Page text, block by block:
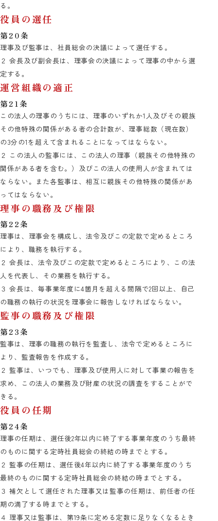
る。
役員の選任
第20条
理事及び監事は、社員総会の決議によって選任する。
２ 会長及び副会長は、理事会の決議によって理事の中から選
定する。
運営組織の適正
第21条
この法人の理事のうちには、理事のいずれか1人及びその親族
その他特殊の関係がある者の合計数が、理事総数（現在数）
の3分の1を超えて含まれることになってはならない。
２ この法人の監事には、この法人の理事（親族その他特殊の
関係がある者を含む。）及びこの法人の使用人が含まれては
ならない。また各監事は、相互に親族その他特殊の関係があ
ってはならない。
理事の職務及び権限
第22条
理事は、理事会を構成し、法令及びこの定款で定めるところ
により、職務を執行する。
２ 会長は、法令及びこの定款で定めるところにより、この法
人を代表し、その業務を執行する。
３ 会長は、毎事業年度に4箇月を超える間隔で2回以上、自己
の職務の執行の状況を理事会に報告しなければならない。
監事の職務及び権限
第23条
監事は、理事の職務の執行を監査し、法令で定めるところに
より、監査報告を作成する。
２ 監事は、いつでも、理事及び使用人に対して事業の報告を
求め、この法人の業務及び財産の状況の調査をすることがで
きる。
役員の任期
第24条
理事の任期は、選任後2年以内に終了する事業年度のうち最終
のものに関する定時社員総会の終結の時までとする。
２ 監事の任期は、選任後4年以内に終了する事業年度のうち
最終のものに関する定時社員総会の終結の時までとする。
３ 補欠として選任された理事又は監事の任期は、前任者の任
期の満了する時までとする。
４ 理事又は監事は、第19条に定める定数に足りなくなるとき